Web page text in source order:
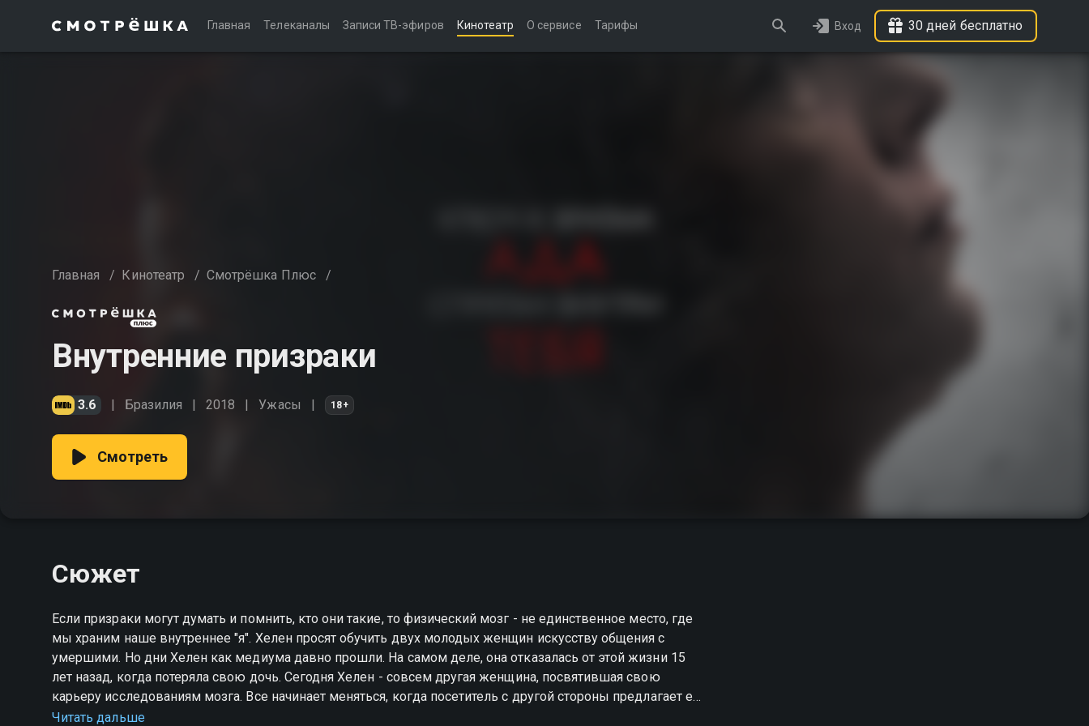
Главная Телеканалы Записи ТВ-эфиров Кинотеатр О сервисе Тарифы Вход 30 дней бесплатно
Главная / Кинотеатр / Смотрёшка Плюс /
Внутренние призраки
3.6 Бразилия 2018 Ужасы 18+
Смотреть
Сюжет
Если призраки могут думать и помнить, кто они такие, то физический мозг - не единственное место, где
мы храним наше внутреннее "я". Хелен просят обучить двух молодых женщин искусству общения с
умершими. Но дни Хелен как медиума давно прошли. На самом деле, она отказалась от этой жизни 15
лет назад, когда потеряла свою дочь. Сегодня Хелен - совсем другая женщина, посвятившая свою
карьеру исследованиям мозга. Все начинает меняться, когда посетитель с другой стороны предлагает ей
дизайн устройства, способного творить удивительные вещи. Но во всем есть свой риск.
Читать дальше